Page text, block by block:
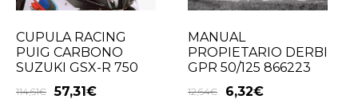
CUPULA RACING
PUIG CARBONO
SUZUKI GSX-R 750
114,61€ 57,31 €
MANUAL
PROPIETARIO DERBI
GPR 50/125 866223
12,64€ 6,32€